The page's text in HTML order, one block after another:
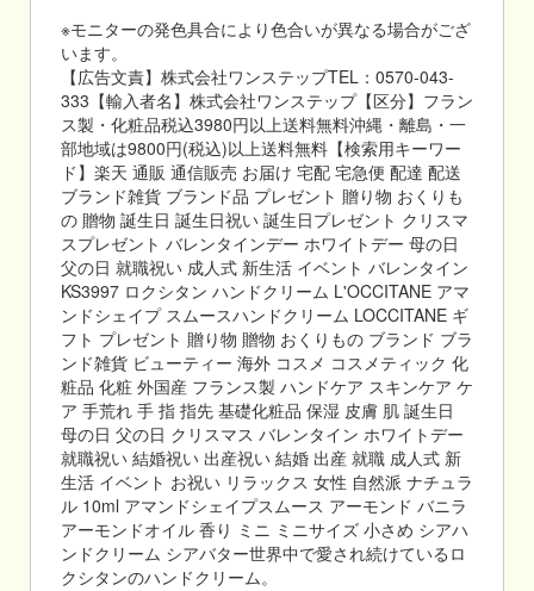
※モニターの発色具合により色合いが異なる場合がござ
います。
【広告文責】株式会社ワンステップTEL：0570-043-
333【輸入者名】株式会社ワンステップ【区分】フラン
ス製・化粧品税込3980円以上送料無料沖縄・離島・一
部地域は9800円(税込)以上送料無料【検索用キーワー
ド】楽天 通販 通信販売 お届け 宅配 宅急便 配達 配送
ブランド雑貨 ブランド品 プレゼント 贈り物 おくりも
の 贈物 誕生日 誕生日祝い 誕生日プレゼント クリスマ
スプレゼント バレンタインデー ホワイトデー 母の日
父の日 就職祝い 成人式 新生活 イベント バレンタイン
KS3997 ロクシタン ハンドクリーム L'OCCITANE アマ
ンドシェイプ スムースハンドクリーム LOCCITANE ギ
フト プレゼント 贈り物 贈物 おくりもの ブランド ブラ
ンド雑貨 ビューティー 海外 コスメ コスメティック 化
粧品 化粧 外国産 フランス製 ハンドケア スキンケア ケ
ア 手荒れ 手 指 指先 基礎化粧品 保湿 皮膚 肌 誕生日
母の日 父の日 クリスマス バレンタイン ホワイトデー
就職祝い 結婚祝い 出産祝い 結婚 出産 就職 成人式 新
生活 イベント お祝い リラックス 女性 自然派 ナチュラ
ル 10ml アマンドシェイプスムース アーモンド バニラ
アーモンドオイル 香り ミニ ミニサイズ 小さめ シアハ
ンドクリーム シアバター世界中で愛され続けているロ
クシタンのハンドクリーム。